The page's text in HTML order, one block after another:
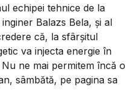
echipei tehnice de la
Balazs Bela, și al
că, la sfârșitul
va injecta energie în
ne mai permitem încă o
sâmbătă, pe pagina sa